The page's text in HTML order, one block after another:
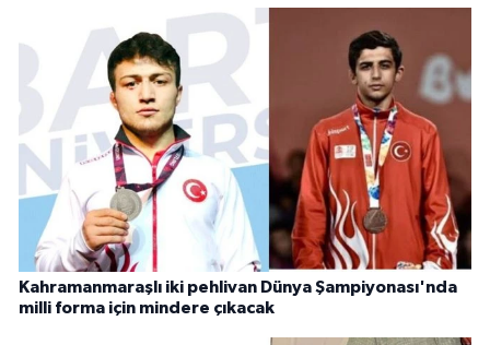
Kahramanmaraşlı iki pehlivan Dünya Şampiyonası'nda
milli forma için mindere çıkacak